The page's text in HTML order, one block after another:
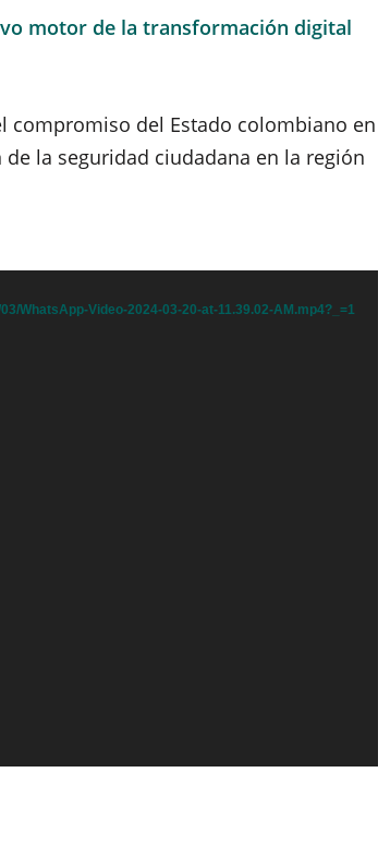
motor de la transformación digital
compromiso del Estado colombiano en
la seguridad ciudadana en la región
WhatsApp-Video-2024-03-20-at-11.39.02-AM.mp4?_=1